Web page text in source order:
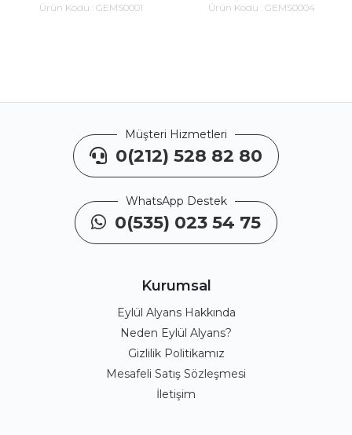
Ürün Kodu : GEMS0001 Ürün Kodu : GEMS0004
Müşteri Hizmetleri
0(212) 528 82 80
WhatsApp Destek
0(535) 023 54 75
Kurumsal
Eylül Alyans Hakkında
Neden Eylül Alyans?
Gizlilik Politikamız
Mesafeli Satış Sözleşmesi
İletişim